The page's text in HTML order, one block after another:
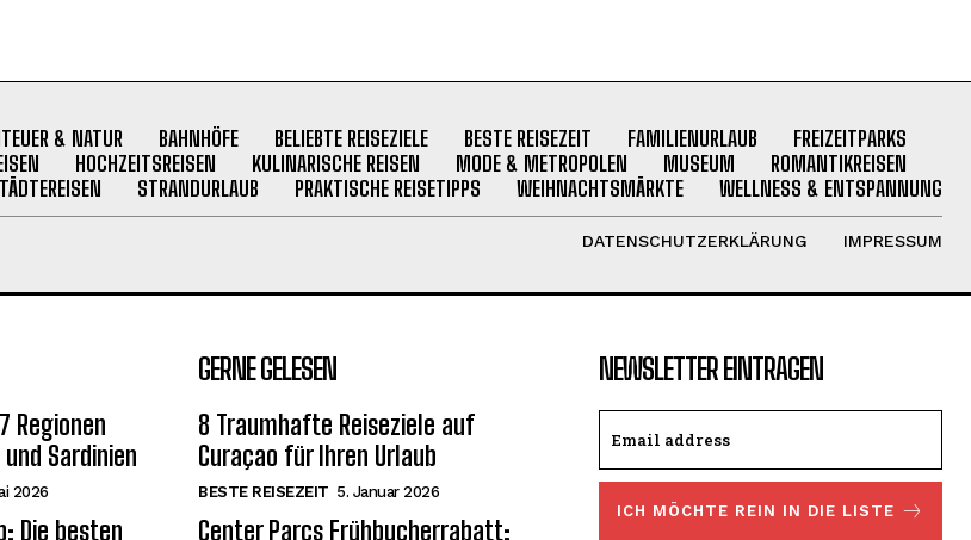
& NATUR BAHNHÖFE BELIEBTE REISEZIELE BESTE REISEZEIT FAMILIENURLAUB
FREIZEITPARKS
HOCHZEITSREISEN KULINARISCHE REISEN MODE & METROPOLEN MUSEUM
ROMANTIKREISEN
STRANDURLAUB PRAKTISCHE REISETIPPS WEIHNACHTSMÄRKTE WELLNESS & ENTSPANNUNG
DATENSCHUTZERKLÄRUNG IMPRESSUM
Regionen
Sardinien
2026
Die besten
GERNE GELESEN
8 Traumhafte Reiseziele auf
Curaçao für Ihren Urlaub
BESTE REISEZEIT 5. Januar 2026
Center Parcs Frühbucherrabatt:
NEWSLETTER EINTRAGEN
ICH MÖCHTE REIN IN DIE LISTE